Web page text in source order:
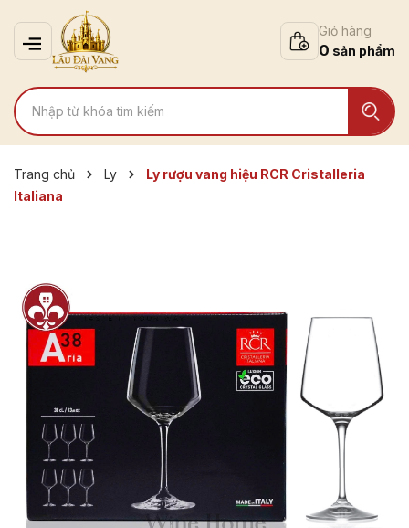
Giỏ hàng
0
Trang chủ Ly
Ly rượu vang hiệu RCR Cristalleria
Italiana